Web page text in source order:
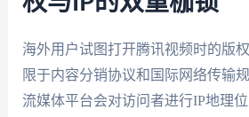
海外用户试图打开腾讯视频时的版
限于内容分销协议和国际网络传输
流媒体平台会对访问者进行IP地理